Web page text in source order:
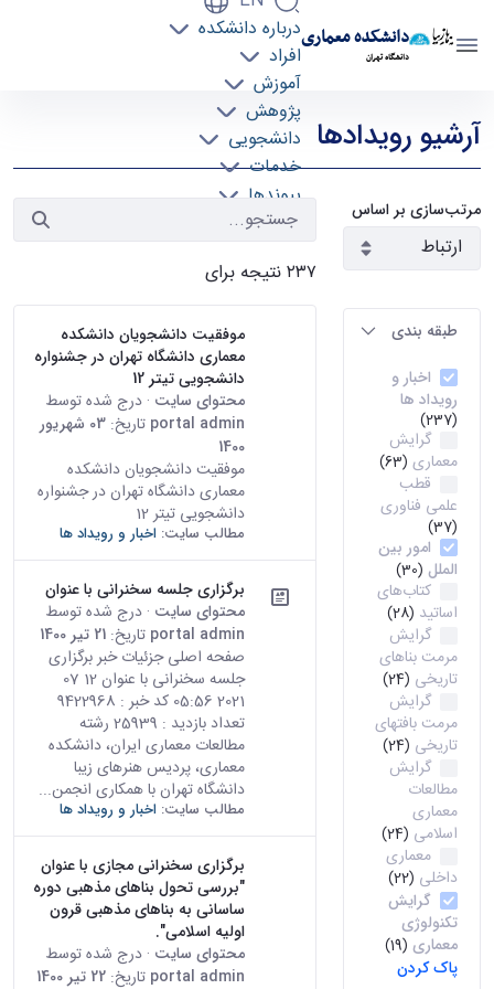
دانشکده معماری
دانشگاه تهران
درباره دانشکده
افراد
آموزش
پژوهش
دانشجویی
خدمات
پیوندها
تماس با ما
رویدادها - دانشکده معماری arch
آرشیو رویدادها
مرتب‌سازی بر اساس
طبقه بندی
اخبار و
رویداد ها
(237)
گرایش
معماری (63)
قطب
علمی فناوری
(37)
امور بین
الملل (30)
کتاب‌های
اساتید (28)
گرایش
مرمت بناهای
تاریخی (24)
گرایش
مرمت بافتهای
تاریخی (24)
گرایش
مطالعات
معماری
اسلامی (24)
معماری
داخلی (22)
گرایش
تکنولوژی
معماری (19)
پاک کردن
۲۳۷ نتیجه برای
موفقیت دانشجویان دانشکده
معماری دانشگاه تهران در جشنواره
دانشجویی تیتر 12
محتوای سایت · درج شده توسط
portal admin تاریخ:
03 شهریور
1400
موفقیت دانشجویان دانشکده
معماری دانشگاه تهران در جشنواره
دانشجویی تیتر 12
مطالب سایت: اخبار و رویداد ها
برگزاری جلسه سخنرانی با عنوان
محتوای سایت · درج شده توسط
portal admin تاریخ:21 تیر 1400
صفحه اصلی جزئیات خبر برگزاری
جلسه سخنرانی با عنوان 12 07
2021 05:56 کد خبر : 9422968
تعداد بازدید : 25939 رشته
مطالعات معماری ایران، دانشکده
معماری، پردیس هنرهای زیبا
دانشگاه تهران با همکاری انجمن...
مطالب سایت: اخبار و رویداد ها
برگزاری سخنرانی مجازی با عنوان
"بررسی تحول بناهای مذهبی دوره
ساسانی به بناهای مذهبی قرون
اولیه اسلامی".
محتوای سایت · درج شده توسط
portal admin تاریخ:22 تیر 1400